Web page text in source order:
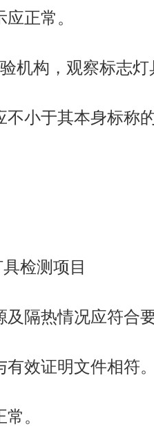
正常。
机构，观察标志
不小于其本身标称
检测项目
及隔热情况应符合
有效证明文件相符
。